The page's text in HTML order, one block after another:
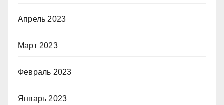
Апрель 2023
Март 2023
Февраль 2023
Январь 2023